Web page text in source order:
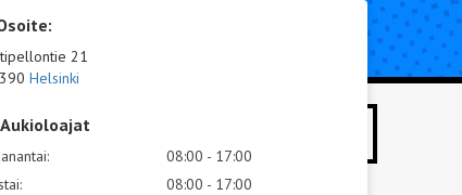
21
Helsinki
Aukioloajat
08:00 - 17:00
08:00 - 17:00